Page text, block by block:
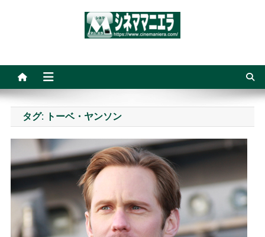
タグ: トーベ・ヤンソン